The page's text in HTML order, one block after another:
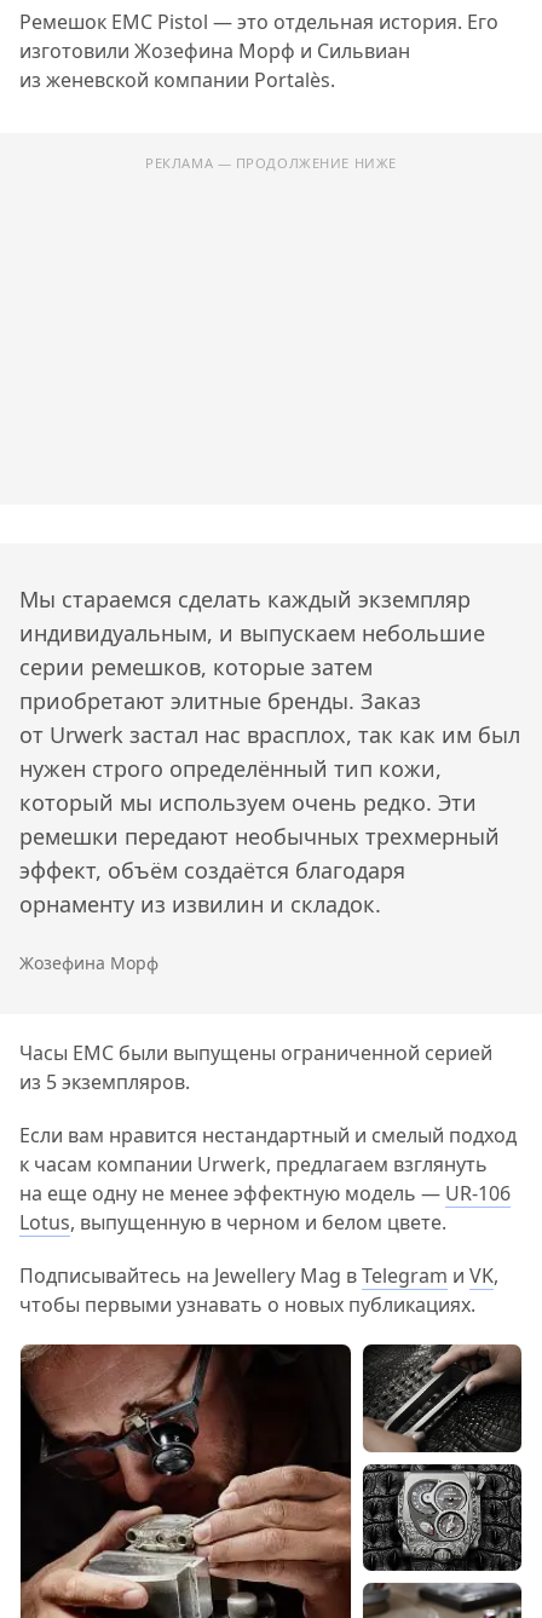
Ремешок EMC Pistol — это отдельная история. Его
изготовили Жозефина Морф и Сильвиан
из женевской компании Portalès.
РЕКЛАМА — ПРОДОЛЖЕНИЕ НИЖЕ
Мы стараемся сделать каждый экземпляр
индивидуальным, и выпускаем небольшие
серии ремешков, которые затем
приобретают элитные бренды. Заказ
от Urwerk застал нас врасплох, так как им был
нужен строго определённый тип кожи,
который мы используем очень редко. Эти
ремешки передают необычных трехмерный
эффект, объём создаётся благодаря
орнаменту из извилин и складок.
Жозефина Морф
Часы EMC были выпущены ограниченной серией
из 5 экземпляров.
Если вам нравится нестандартный и смелый подход
к часам компании Urwerk, предлагаем взглянуть
на еще одну не менее эффектную модель — UR-106
Lotus, выпущенную в черном и белом цвете.
Подписывайтесь на Jewellery Mag вTelegram и VK,
чтобы первыми узнавать о новых публикациях.